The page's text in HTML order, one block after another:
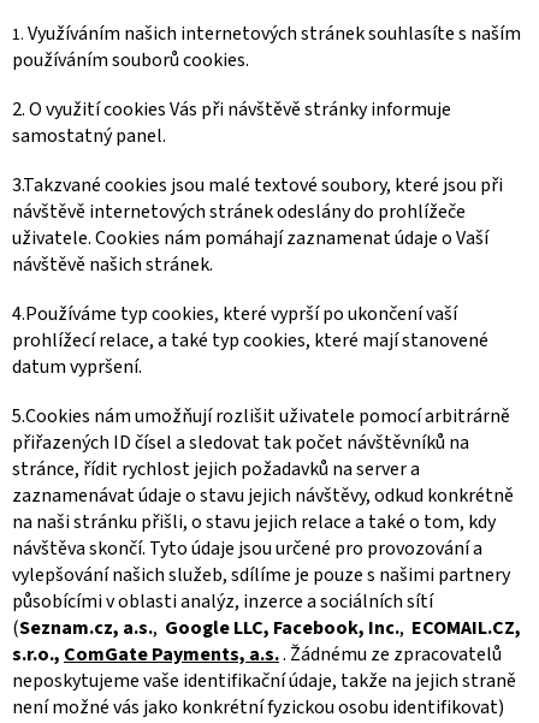
1. Využíváním našich internetových stránek souhlasíte s naším
používáním souborů cookies.
2. O využití cookies Vás při návštěvě stránky informuje
samostatný panel.
3.Takzvané cookies jsou malé textové soubory, které jsou při
návštěvě internetových stránek odeslány do prohlížeče
uživatele. Cookies nám pomáhají zaznamenat údaje o Vaší
návštěvě našich stránek.
4.Používáme typ cookies, které vyprší po ukončení vaší
prohlížecí relace, a také typ cookies, které mají stanovené
datum vypršení.
5.Cookies nám umožňují rozlišit uživatele pomocí arbitrárně
přiřazených ID čísel a sledovat tak počet návštěvníků na
stránce, řídit rychlost jejich požadavků na server a
zaznamenávat údaje o stavu jejich návštěvy, odkud konkrétně
na naši stránku přišli, o stavu jejich relace a také o tom, kdy
návštěva skončí. Tyto údaje jsou určené pro provozování a
vylepšování našich služeb, sdílíme je pouze s našimi partnery
působícími v oblasti analýz, inzerce a sociálních sítí
(Seznam.cz, a.s., Google LLC, Facebook, Inc., ECOMAIL.CZ,
s.r.o., ComGate Payments, a.s.. Žádnému ze zpracovatelů
neposkytujeme vaše identifikační údaje, takže na jejich straně
není možné vás jako konkrétní fyzickou osobu identifikovat)